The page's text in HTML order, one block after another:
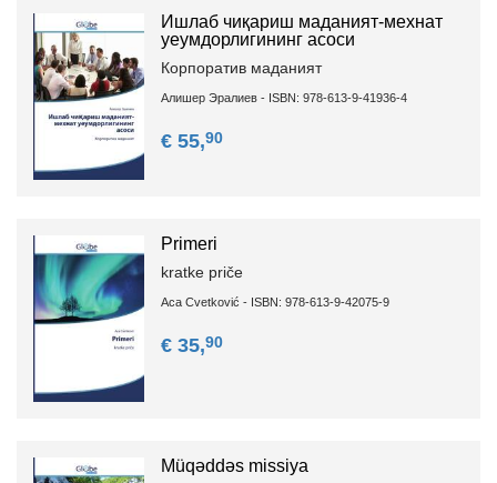
Ишлаб чиқариш маданият-мехнат
уеумдорлигининг асоси
Корпоратив маданият
Алишер Эралиев - ISBN: 978-613-9-41936-4
€ 55,90
Primeri
kratke priče
Aca Cvetković - ISBN: 978-613-9-42075-9
€ 35,90
Müqəddəs missiya